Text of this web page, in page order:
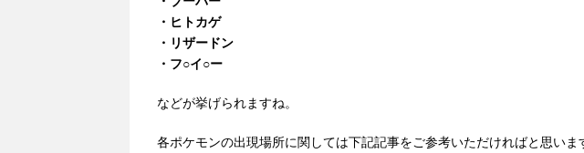
・ヒトカゲ
・リザードン
・フ○イ○ー
などが挙げられますね。
各ポケモンの出現場所に関しては下記記事をご参考いただければと思いま